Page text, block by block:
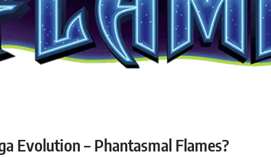
Evolution – Phantasmal Flames?